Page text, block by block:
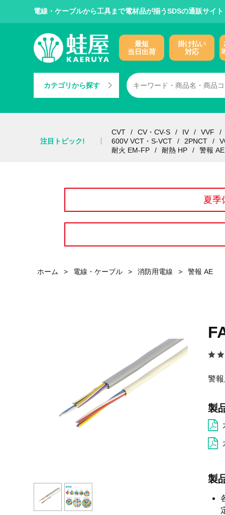
電線・ケーブルから工具まで電材品が揃うSDSの通販サイト
最短
当日出荷
掛け払い
対応
カテゴリから探す
注目トピック!
CVT CV・CV-S IV
VVF
600V VCT・S-VCT
2PNCT
耐火 EM-FP
耐熱 HP 警報 AE
夏季
ホーム > 電線・ケーブル > 消防用電線 > 警報 AE
警
製
製